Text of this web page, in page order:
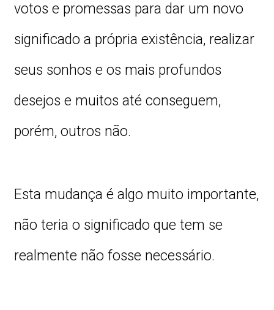
votos e promessas para dar um novo
significado a própria existência, realizar
seus sonhos e os mais profundos
desejos e muitos até conseguem,
porém, outros não.
Esta mudança é algo muito importante,
não teria o significado que tem se
realmente não fosse necessário.